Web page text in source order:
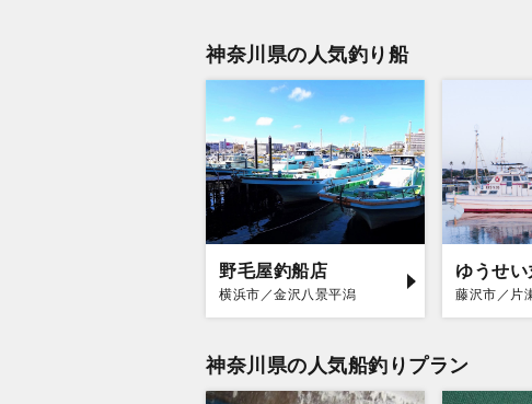
神奈川県の人気釣り船
野毛屋釣船店
横浜市／金沢八景平潟
ゆうせい
藤沢市／片
神奈川県の人気船釣りプラン